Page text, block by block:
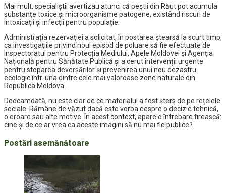
Mai mult, specialiștii avertizau atunci că peștii din Răut pot acumula
substanțe toxice și microorganisme patogene, existând riscuri de
intoxicații și infecții pentru populație.
Administrația rezervației a solicitat, în postarea ștearsă la scurt timp,
ca investigațiile privind noul episod de poluare să fie efectuate de
Inspectoratul pentru Protecția Mediului, Apele Moldovei și Agenția
Națională pentru Sănătate Publică și a cerut intervenții urgente
pentru stoparea deversărilor și prevenirea unui nou dezastru
ecologic într-una dintre cele mai valoroase zone naturale din
Republica Moldova.
Deocamdată, nu este clar de ce materialul a fost șters de pe rețelele
sociale. Rămâne de văzut dacă este vorba despre o decizie tehnică,
o eroare sau alte motive. În acest context, apare o întrebare firească:
cine și de ce ar vrea ca aceste imagini să nu mai fie publice?
Postări asemănătoare